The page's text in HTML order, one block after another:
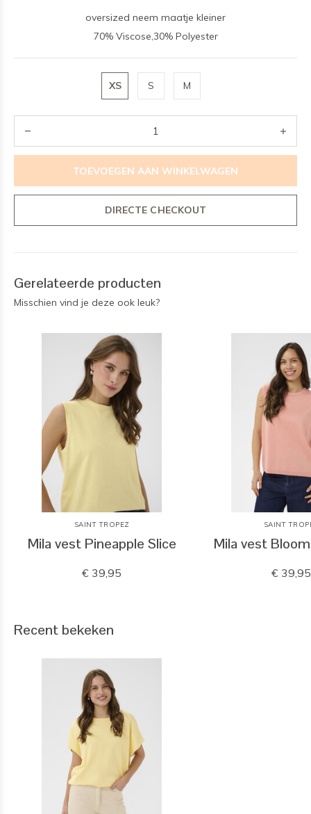
oversized neem maatje kleiner
70% Viscose,30% Polyester
XS S M
TOEVOEGEN AAN WINKELWAGEN
DIRECTE CHECKOUT
Gerelateerde producten
Misschien vind je deze ook leuk?
SAINT TROPEZ
Mila vest Pineapple Slice
€ 39,95
SAINT
Mila vest
€ 39,95
Recent bekeken